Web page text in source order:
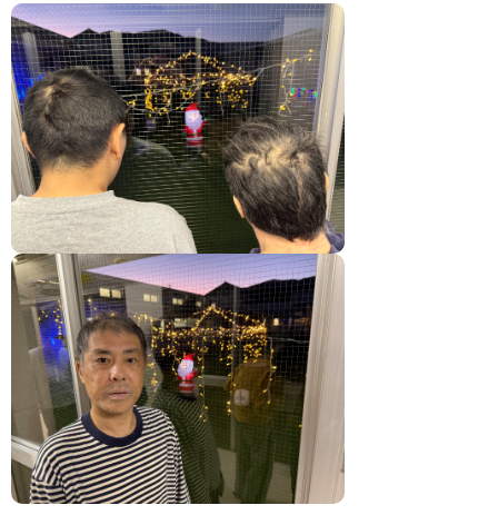
お問い合わせフォーム
エントリーフォーム
ケアハウス白寿荘
ケアハウス白寿荘
施設の紹介
ご入居の流れ・料金
年間行事・1日の流れ
白寿荘の食事
よくある質問
ヘルパーステーション白寿
居宅介護支援センター白寿